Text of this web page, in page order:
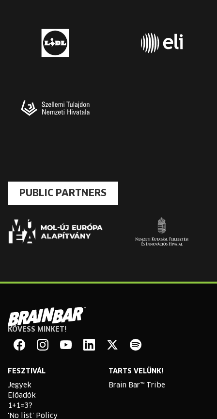
PUBLIC PARTNERS
Brain
Bar
KÖVESS MINKET!
FESZTIVÁL
Jegyek
Előadók
1+1=3?
'No list' Policy
TARTS VELÜNK!
Brain Bar™ Tribe